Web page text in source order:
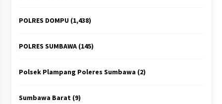
POLRES DOMPU(1,438)
POLRES SUMBAWA(145)
Polsek Plampang Poleres Sumbawa (2)
Sumbawa Barat(9)